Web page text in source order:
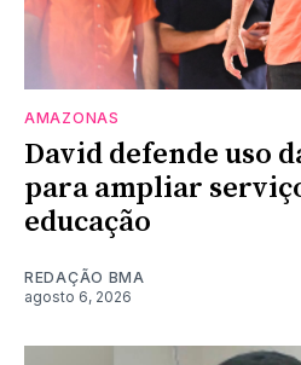
AMAZONAS
David defende uso
para ampliar
educação
REDAÇÃO BMA
agosto 6, 2026